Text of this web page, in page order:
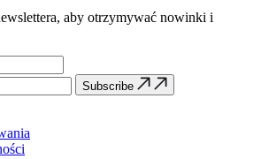
aby otrzymywać nowinki i
Subscribe